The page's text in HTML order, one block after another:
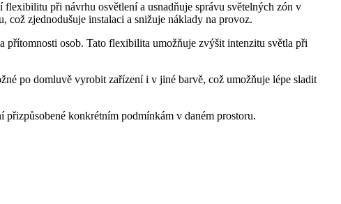
při návrhu osvětlení a usnadňuje správu světelných zón v
zjednodušuje instalaci a snižuje náklady na provoz.
přítomnosti osob. Tato flexibilita umožňuje zvýšit intenzitu světla při
po domluvě vyrobit zařízení i v jiné barvě, což umožňuje lépe sladit
konkrétním podmínkám v daném prostoru.